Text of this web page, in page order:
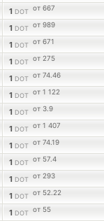
1 DOT от 667
1 DOT от 989
1 DOT от 671
1 DOT от 275
1 DOT от 74.46
1 DOT от 1 122
1 DOT от 3.9
1 DOT от 1 407
1 DOT от 74.19
1 DOT от 57.4
1 DOT от 293
1 DOT от 52.22
1 DOT от 55